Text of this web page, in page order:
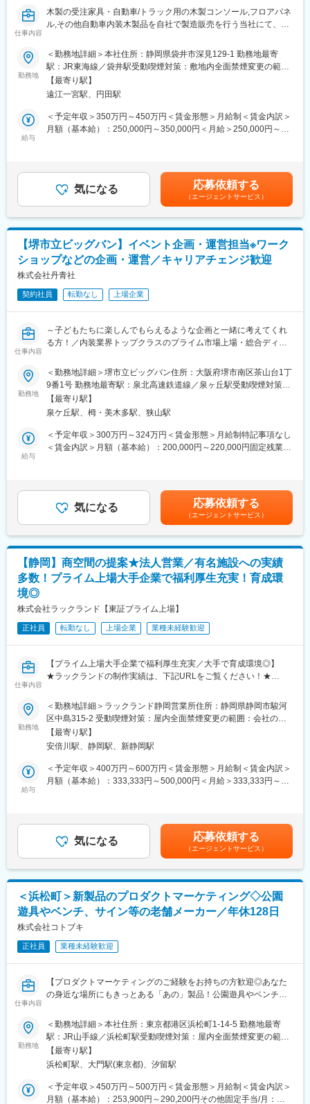
＊家族手当・住宅手当などの福利厚生充実◎
＊年間休日125日・完全週休2日制の働きやすい環境で離職率は
1％以下！
■当社について：
◇当社は1919年の創業以来、塩ビ床材、カーペット、カーテン、
壁装材へと事業領域を拡げ、日本のインテリア業界をリードする
企業として歩んでまいりました。
◇今後インテリア事業のさらなる成長を目指して、生産性向上や
新製法、新技術による競争力の強化を目的とした「床材新工場の
◇人材育成に注力しており、OJTの他に、資格取得支援制度や各
種研修や社外セミナー、通信教育制度等人材育成のための研修が
充実しているのも当社の魅力の一つです。入社後も研修を通し、
スキルアップを図っていただきたいと考えています。
変更の範囲：会社の定める業務
仕事内容
木製の受注家具・自動車/トラック用の木製コンソール,フロアパネ
ル,その他自動車内装木製品を自社で製造販売を行う当社にて、木
※入社後は契約社員ですが、3～6か月後に正社員登用予定となり
ます。
■職務詳細
・自動車部品業界（商用・乗用）での必要な部品について他社の
リサーチ
・インターネット検索や他社製品リサーチ
・保安基準に則り、新製品の企画・開発
・設計部門や技術者との調整
・製品化に向けてのスケジュール調整・工程管理
・現在製品開発に関しては社長が行っています。
■教育研修
・現場にてOJTを行います。
■会社の特徴・強み
当社では木工による製造業を行っております。2014年の創業時は
小さなオフィスを借りてお客様のニーズを洗い出し、必要とされ
る商品の企画・開発・デザイン・設計をするところからスタート
致しました。現代の日本には便利なものがたくさんありますが時
そのニーズに対応する為に、現在では試作品から商品の製造まで
を行うための工場を新たに設けました。ただモノをつくるのでは
なく、創業時からのノウハウを生かして価値あるモノづくりをし
ていきます。< そしてモノづくりに対する姿勢として「現状に満
変更の範囲：会社の定める業務
勤務地
＜勤務地詳細＞本社住所：静岡県袋井市深見129-1 勤務地最寄
駅：JR東海線／袋井駅受動喫煙対策：敷地内全面禁煙変更の範
囲：無
【最寄り駅】
遠江一宮駅、円田駅
給与
＜予定年収＞350万円～450万円＜賃金形態＞月給制＜賃金内訳＞
月額（基本給）：250,000円～350,000円＜月給＞250,000円～
分）賃金はあくまでも目安の金額であり、選考を通じて上下する
可能性があります。月給(月額)は固定手当を含めた表記です。
気になる 応募依頼する
（エージェントサービス）
【堺市立ビッグバン】イベント企画・運営担当※ワーク
ショップなどの企画・運営／キャリアチェンジ歓迎
株式会社丹青社
契約社員 転勤なし 上場企業
仕事内容
～子どもたちに楽しんでもらえるような企画と一緒に考えてくれ
る方！／内装業界トップクラスのプライム市場上場・総合ディス
■募集概要：
今回は、ビッグバンの一員として、こうした事業活動を企画し、
実行するスタッフを募集します！アイディアや企画力を活かし、
来館者に楽しみながら学んでいただけるワークショップやイベン
ト、企画展示等を展開して、ビッグバンを盛り上げていただける
事ですよ！
・テーマに沿ったイベントやワークショップの企画・実施
・劇場での公演実施の提案および出演者との交渉
・館内の安全確認および見守り
堺市立ビッグバンは、つくる、まなぶ、からだをうごかす、「た
遊びの拠点となっています。また、館内では、ワークショップや
公演事業など様々なプログラムを、劇場やキッチンを含めて館内
行っています。
■施設HP：
https://www.bigbang-sakai.jp/
※弊社は、指定管理者制度や運営受託などの形態で、文化施設（資
料館、博物館）や子ども施設など、様々な施設の運営を行ってお
20代～30代のメンバーが活躍しています。
分からないことも気軽に聞ける環境で、サポートも丁寧に行いま
す。
変更の範囲：会社の定める業務
勤務地
＜勤務地詳細＞堺市立ビッグバン住所：大阪府堺市南区茶山台1丁
9番1号 勤務地最寄駅：泉北高速鉄道線／泉ヶ丘駅受動喫煙対策：
敷地内喫煙可能場所あり変更の範囲：本文参照
【最寄り駅】
泉ケ丘駅、栂・美木多駅、狭山駅
給与
＜予定年収＞300万円～324万円＜賃金形態＞月給制特記事項なし
＜賃金内訳＞月額（基本給）：200,000円～220,000円固定残業手
安の金額であり、選考を通じて上下する可能性があります。月給
(月額)は固定手当を含めた表記です。
気になる 応募依頼する
（エージェントサービス）
【静岡】商空間の提案★法人営業／有名施設への実績
多数！プライム上場大手企業で福利厚生充実！育成環
境◎
株式会社ラックランド【東証プライム上場】
正社員 転勤なし 上場企業 業種未経験歓迎
仕事内容
【プライム上場大手企業で福利厚生充実／大手で育成環境◎】
★ラックランドの制作実績は、下記URLをご覧ください！★
■業務概要：
商空間を展開するお客様から、新規出店等のご要望を伺い、社内
の設計・工事部門と共に、お客様の要望に沿った商空間を創り上
げる仕事です。内装・設備・コストなど、あらゆる角度から最適
な方法を提案していただきます。お客様・社内のディレクション
の役割を担っていただきます。
◇設計・施工担当者の選出、スケジュールの進行管理
◇お客様との折衝・契約関連業務など
内装・設備・コストなど、あらゆる角度から最適な方法を提案し
※制作営業担当として自身も現場に入りながら、業務を進めていた
だきます。
■顧客：
スーパー、コンビニ、ショッピングセンター、飲食店、百貨店、
インターネットカフェ、ウェディング施設、商業施設などとなり
ます。
＜実績例＞
東京ソラマチ／グランフロント大阪／三井アウトレットパーク／
ユニクロ銀座店／パルコ／ルミネ／東京ドームシティ／富士急ハ
■特徴・魅力：
・ユーザー視点に立った提案が求められます。自分が手がけた企
画により店舗が大きく変化する営業の大きな仕事です。
す。また、社長クラスと商談することが多いため、提案力・交渉
力が身に付きます。
勤務地
＜勤務地詳細＞ラックランド静岡営業所住所：静岡県静岡市駿河
区中島315-2 受動喫煙対策：屋内全面禁煙変更の範囲：会社の定
める事業所
【最寄り駅】
安倍川駅、静岡駅、新静岡駅
給与
＜予定年収＞400万円～600万円＜賃金形態＞月給制＜賃金内訳＞
月額（基本給）：333,333円～500,000円＜月給＞333,333円～
あくまでも目安の金額であり、選考を通じて上下する可能性があ
ります。月給(月額)は固定手当を含めた表記です。
気になる 応募依頼する
（エージェントサービス）
＜浜松町＞新製品のプロダクトマーケティング◇公園
遊具やベンチ、サイン等の老舗メーカー／年休128日
株式会社コトブキ
正社員 業種未経験歓迎
仕事内容
【プロダクトマーケティングのご経験をお持ちの方歓迎◎あなた
の身近な場所にもきっとある「あの」製品！公園遊具やベンチ、
各種手当充実】
■業務内容
「最小人数で最大の業務効率を上げ利益に貢献する」という部門
ミッションの下、下記の業務をお任せします。
・新製品のプロダクトマーケティング全般
・既製品含む製品の販売促進企画立案
勤務地
＜勤務地詳細＞本社住所：東京都港区浜松町1-14-5 勤務地最寄
駅：JR山手線／浜松町駅受動喫煙対策：屋内全面禁煙変更の範
囲：会社の定める事業所
【最寄り駅】
浜松町駅、大門駅(東京都)、汐留駅
＜予定年収＞450万円～500万円＜賃金形態＞月給制＜賃金内訳＞
月額（基本給）：253,900円～290,200円その他固定手当/月：